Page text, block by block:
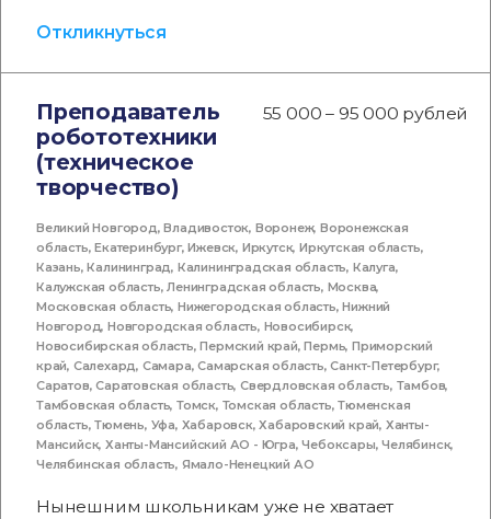
Откликнуться
Преподаватель
робототехники
(техническое
творчество)
55 000 – 95 000 рублей
Великий Новгород,Владивосток, Воронеж,Воронежская
область,Екатеринбург,Ижевск, Иркутск,Иркутская область,
Казань,Калининград, Калининградская область, Калуга,
Калужская область,Ленинградская область, Москва,
Московская область,Нижегородская область,Нижний
Новгород,Новгородская область, Новосибирск,
Новосибирская область,Пермский край,Пермь,Приморский
край, Салехард, Самара,Самарская область,Санкт-Петербург,
Саратов,Саратовская область,Свердловская область, Тамбов,
Тамбовская область,Томск, Томская область,Тюменская
область,Тюмень, Уфа, Хабаровск,Хабаровский край, Ханты-
Мансийск,Ханты-Мансийский АО - Югра,Чебоксары,Челябинск,
Челябинская область, Ямало-Ненецкий АО
Нынешним школьникам уже не хватает